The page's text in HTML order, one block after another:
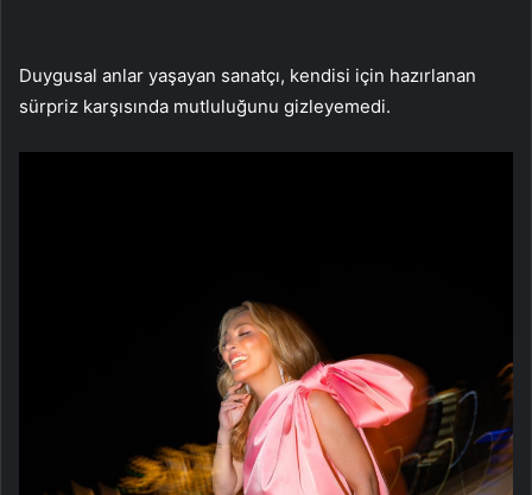
Duygusal anlar yaşayan sanatçı, kendisi için hazırlanan
sürpriz karşısında mutluluğunu gizleyemedi.